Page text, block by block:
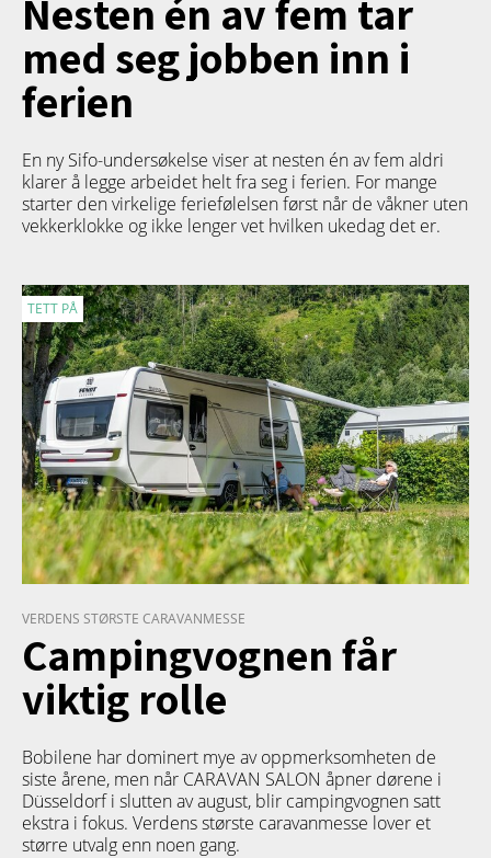
Nesten én av fem tar
med seg jobben inn i
ferien
En ny Sifo-undersøkelse viser at nesten én av fem aldri
klarer å legge arbeidet helt fra seg i ferien. For mange
starter den virkelige feriefølelsen først når de våkner uten
vekkerklokke og ikke lenger vet hvilken ukedag det er.
TETT PÅ
VERDENS STØRSTE CARAVANMESSE
Campingvognen får
viktig rolle
Bobilene har dominert mye av oppmerksomheten de
siste årene, men når CARAVAN SALON åpner dørene i
Düsseldorf i slutten av august, blir campingvognen satt
ekstra i fokus. Verdens største caravanmesse lover et
større utvalg enn noen gang.